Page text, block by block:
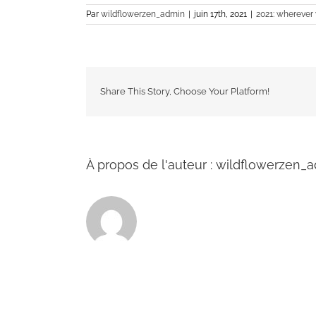
Par wildflowerzen_admin juin 17th, 2021 2021:
Share This Story, Choose Your Platform!
À propos de l'auteur :